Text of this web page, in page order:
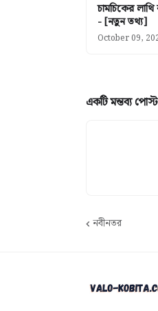
চামচিকের লাথি
- [নতুন তথ্য]
October 09,
একটি মন্তব্য
নবীনতর